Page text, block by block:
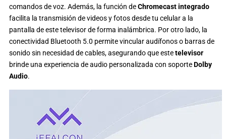
comandos de voz. Además, la función deChromecast integrado
facilita la transmisión de videos y fotos desde tu celular a la
pantalla de este televisor de forma inalámbrica. Por otro lado, la
conectividad Bluetooth 5.0 permite vincular audífonos o barras de
sonido sin necesidad de cables, asegurando que estetelevisor
brinde una experiencia de audio personalizada con soporteDolby
Audio.